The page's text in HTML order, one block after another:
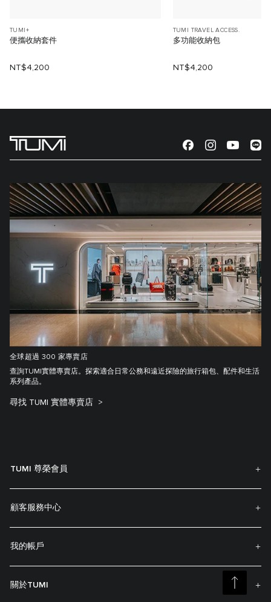
TUMI+
便攜收納套件
NT$4,200
TUMI TRAVEL ACCESS.
多功能收納包
NT$4,200
全球超過 300 家專賣店
查詢TUMI實體專賣店。探索適合日常公務和遠近探險的旅行箱包、配件和生活
系列產品。
尋找 TUMI 實體專賣店
TUMI 尊榮會員
顧客服務中心
我的帳戶
關於TUMI